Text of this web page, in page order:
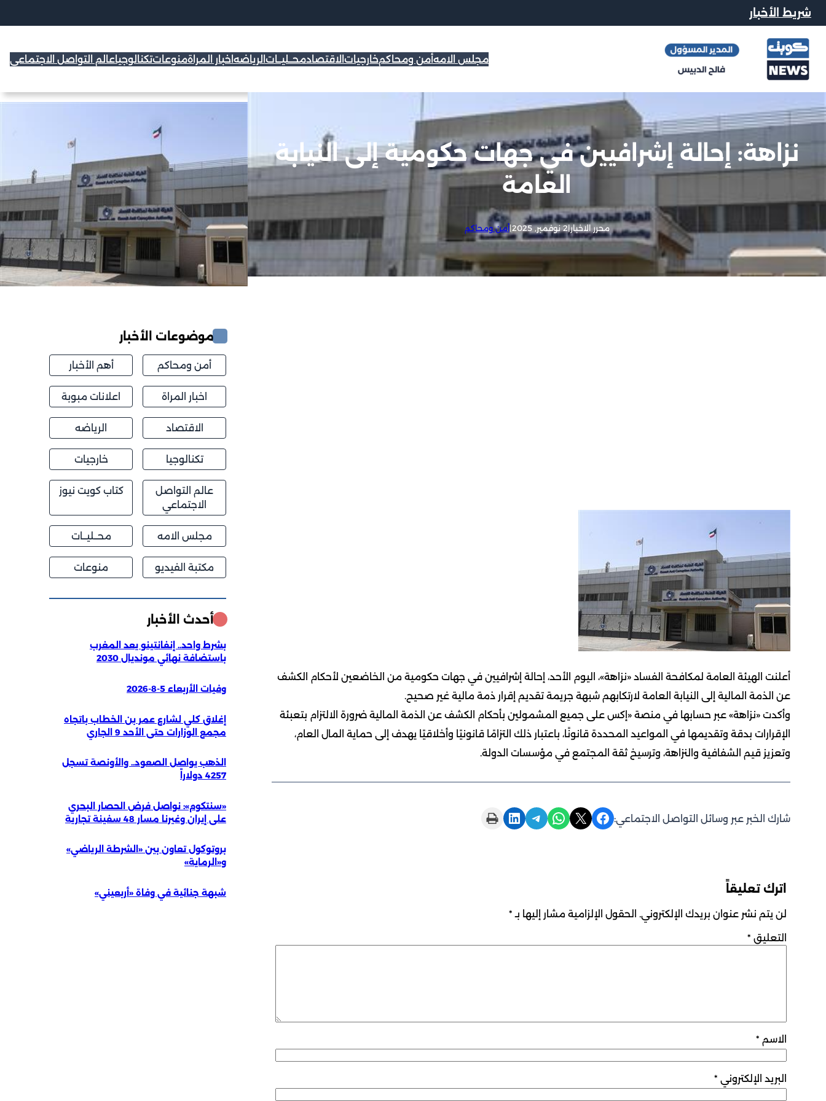
شريط الأخبار
مجلس الامهأمن ومحاكمخارجيات الاقتصادمحــليــات الرياضه اخبار المراةمنوعاتتكنالوجياعالم التواصل الاجتماعي
نزاهة: إحالة إشرافيين في جهات حكومية إلى النيابة
العامة
محرر الاخبار|2 نوفمبر, 2025 |أمن ومحاكم
أعلنت الهيئة العامة لمكافحة الفساد «نزاهة»، اليوم الأحد، إحالة إشرافيين في جهات حكومية من الخاضعين لأحكام الكشف
عن الذمة المالية إلى النيابة العامة لارتكابهم شبهة جريمة تقديم إقرار ذمة مالية غير صحيح.
وأكدت «نزاهة» عبر حسابها في منصة «إكس على جميع المشمولين بأحكام الكشف عن الذمة المالية ضرورة الالتزام بتعبئة
الإقرارات بدقة وتقديمها في المواعيد المحددة قانونًا، باعتبار ذلك التزامًا قانونيًا وأخلاقيًا يهدف إلى حماية المال العام،
وتعزيز قيم الشفافية والنزاهة، وترسيخ ثقة المجتمع في مؤسسات الدولة.
شارك الخبر عبر وسائل التواصل الاجتماعي: Share on Facebook
Share on X
Share on WhatsApp
Share on Telegram
Share on LinkedIn
Print this Page
اترك تعليقاً
لن يتم نشر عنوان بريدك الإلكتروني. الحقول الإلزامية مشار إليها بـ *
التعليق *
الاسم *
البريد الإلكتروني *
موضوعات الأخبار
أمن ومحاكم أهم الأخبار
اخبار المراة اعلانات مبوبة
الاقتصاد الرياضه
تكنالوجيا خارجيات
عالم التواصل
الاجتماعي
كتاب كويت نيوز
مجلس الامه محــليــات
مكتبة الفيديو منوعات
أحدث الأخبار
بشرط واحد.. إنفانتينو يعد المغرب
باستضافة نهائي مونديال 2030
وفيات الأربعاء 5-8-2026
إغلاق كلي لشارع عمر بن الخطاب باتجاه
مجمع الوزارات حتى الأحد 9 الجاري
الذهب يواصل الصعود.. والأونصة تسجل
4257 دولاراً
«سنتكوم»: نواصل فرض الحصار البحري
على إيران وغيرنا مسار 48 سفينة تجارية
بروتوكول تعاون بين «الشرطة الرياضي»
و«الرماية»
شبهة جنائية في وفاة «أربعيني»